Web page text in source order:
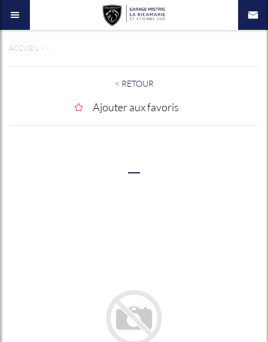
ACCUEIL
< RETOUR
Ajouter aux favoris